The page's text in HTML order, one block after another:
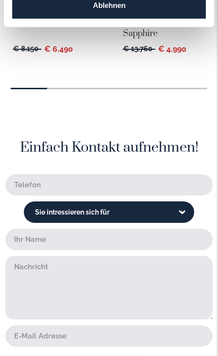
Ablehnen
€ 8.150 € 6.490
Tennis Bracelet
Rosegold mit 6.87ct
Sapphire
€ 13.760 € 4.990
Einfach Kontakt aufnehmen!